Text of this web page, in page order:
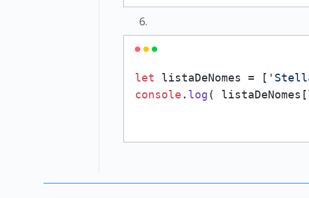
let listaDeNomes = [
console . log(